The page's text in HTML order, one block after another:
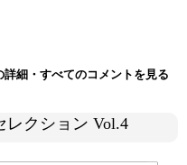
細・すべてのコメントを見る
レクション Vol.4